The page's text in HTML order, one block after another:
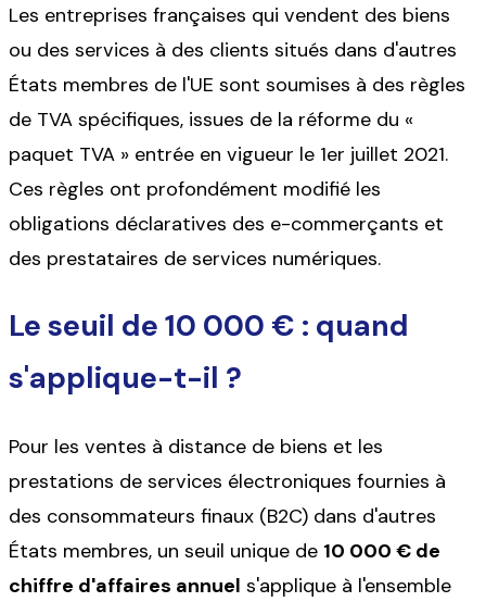
Les entreprises françaises qui vendent des biens
ou des services à des clients situés dans d'autres
États membres de l'UE sont soumises à des règles
de TVA spécifiques, issues de la réforme du «
paquet TVA » entrée en vigueur le 1er juillet 2021.
Ces règles ont profondément modifié les
obligations déclaratives des e-commerçants et
des prestataires de services numériques.
Le seuil de 10 000 € : quand
s'applique-t-il ?
Pour les ventes à distance de biens et les
prestations de services électroniques fournies à
des consommateurs finaux (B2C) dans d'autres
États membres, un seuil unique de 10 000 € de
chiffre d'affaires annuel s'applique à l'ensemble